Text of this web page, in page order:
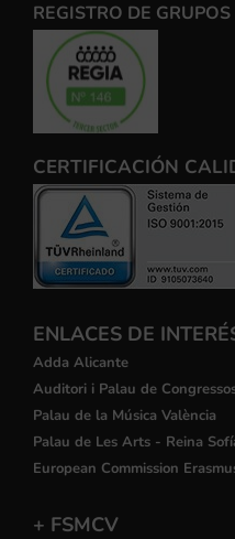
REGISTRO DE
CERTIFICACIÓN
ENLACES DE
Adda Alicante
Auditori i Palau de
Palau de la Música València
Palau de Les Arts - Reina
European Commission
+ FSMCV